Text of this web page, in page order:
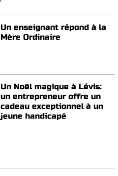
Un enseignant répond à la
Mère Ordinaire
Un Noël magique à Lévis:
un entrepreneur offre un
cadeau exceptionnel à un
jeune handicapé